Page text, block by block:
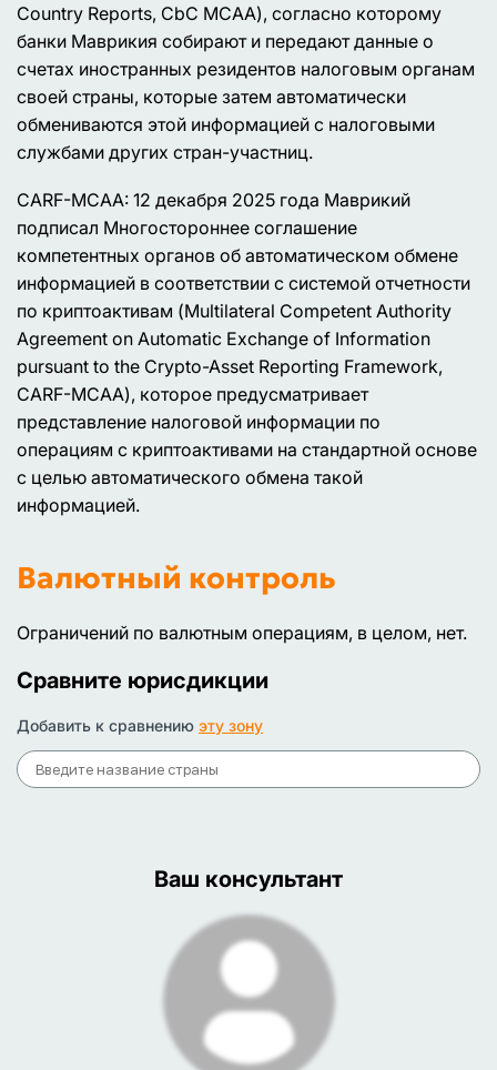
Country Reports, CbC MCAA), согласно которому
банки Маврикия собирают и передают данные о
счетах иностранных резидентов налоговым органам
своей страны, которые затем автоматически
обмениваются этой информацией с налоговыми
службами других стран-участниц.
CARF-MCAA: 12 декабря 2025 года Маврикий
подписал Многостороннее соглашение
компетентных органов об автоматическом обмене
информацией в соответствии с системой отчетности
по криптоактивам (Multilateral Competent Authority
Agreement on Automatic Exchange of Information
pursuant to the Crypto-Asset Reporting Framework,
CARF-MCAA), которое предусматривает
представление налоговой информации по
операциям с криптоактивами на стандартной основе
с целью автоматического обмена такой
информацией.
Валютный контроль
Ограничений по валютным операциям, в целом, нет.
Сравните юрисдикции
Добавить к сравнению эту зону
Ваш консультант